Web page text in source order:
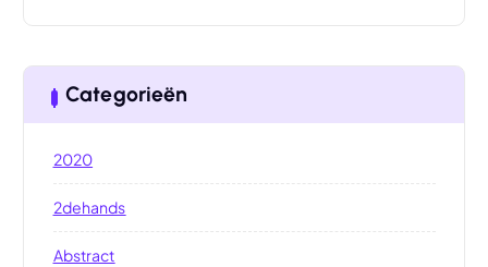
Categorieën
2020
2dehands
Abstract